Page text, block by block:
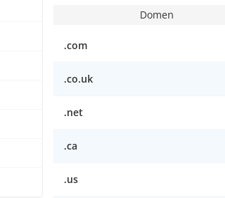
Domen
.com
.co.uk
.net
.ca
.us